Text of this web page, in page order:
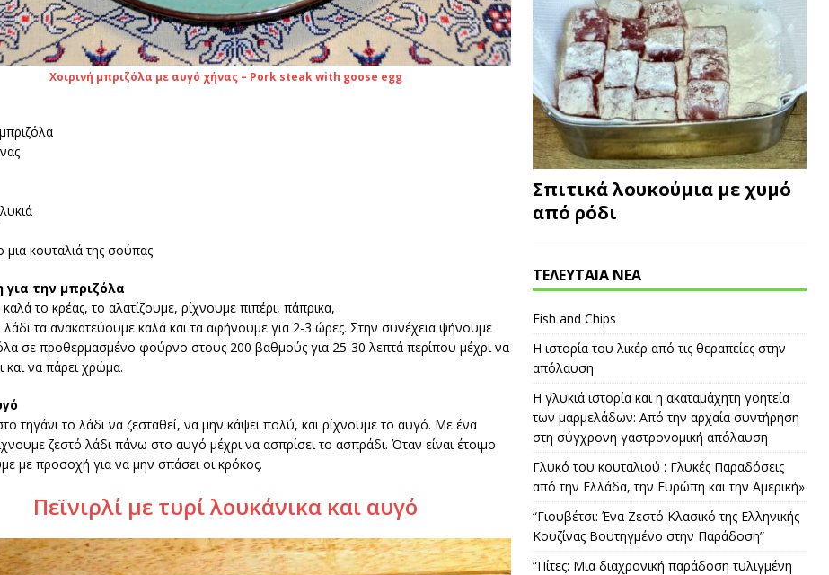
Χοιρινή μπριζόλα με αυγό χήνας – Pork steak with goose egg
μια κουταλιά της σούπας
για την μπριζόλα
το κρέας, το αλατίζουμε, ρίχνουμε πιπέρι, πάπρικα,
λάδι τα ανακατεύουμε καλά και τα αφήνουμε για 2-3 ώρες. Στην συνέχεια ψήνουμε
σε προθερμασμένο φούρνο στους 200 βαθμούς για 25-30 λεπτά περίπου μέχρι να
και να πάρει χρώμα.
τηγάνι το λάδι να ζεσταθεί, να μην κάψει πολύ, και ρίχνουμε το αυγό. Με ένα
ζεστό λάδι πάνω στο αυγό μέχρι να ασπρίσει το ασπράδι. Όταν είναι έτοιμο
με προσοχή για να μην σπάσει οι κρόκος.
Πεϊνιρλί με τυρί λουκάνικα και αυγό
Σπιτικά λουκούμια με χυμό
από ρόδι
ΤΕΛΕΥΤΑΙΑ ΝΕΑ
Fish and Chips
Η ιστορία του λικέρ από τις θεραπείες στην
απόλαυση
Η γλυκιά ιστορία και η ακαταμάχητη γοητεία
των μαρμελάδων: Από την αρχαία συντήρηση
στη σύγχρονη γαστρονομική απόλαυση
Γλυκό του κουταλιού : Γλυκές Παραδόσεις
από την Ελλάδα, την Ευρώπη και την Αμερική»
“Γιουβέτσι: Ένα Ζεστό Κλασικό της Ελληνικής
Κουζίνας Βουτηγμένο στην Παράδοση”
“Πίτες: Μια διαχρονική παράδοση τυλιγμένη